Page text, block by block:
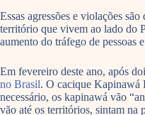
Essas agressões e violações
território que vivem ao lado do
aumento do tráfego de pessoas
Em fevereiro deste ano, após
no Brasil. O cacique Kapinawá
necessário, os kapinawá vão
vão até os territórios, sintam na